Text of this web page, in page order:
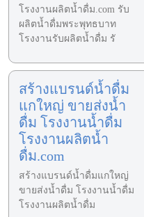
โรงงานผลิตน้ำดื่ม.com รับ
ผลิตน้ำดื่มพระพุทธบาท
โรงงานรับผลิตน้ำดื่ม รั
สร้างแบรนด์น้ำดื่ม
แกใหญ่ ขายส่งน้ำ
ดื่ม โรงงานน้ำดื่ม
โรงงานผลิตน้ำ
ดื่ม.com
สร้างแบรนด์น้ำดื่มแกใหญ่
ขายส่งน้ำดื่ม โรงงานน้ำดื่ม
โรงงานผลิตน้ำดื่ม